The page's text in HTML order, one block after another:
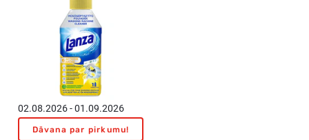
02.08.2026 - 01.09.2026
Dāvana par pirkumu!